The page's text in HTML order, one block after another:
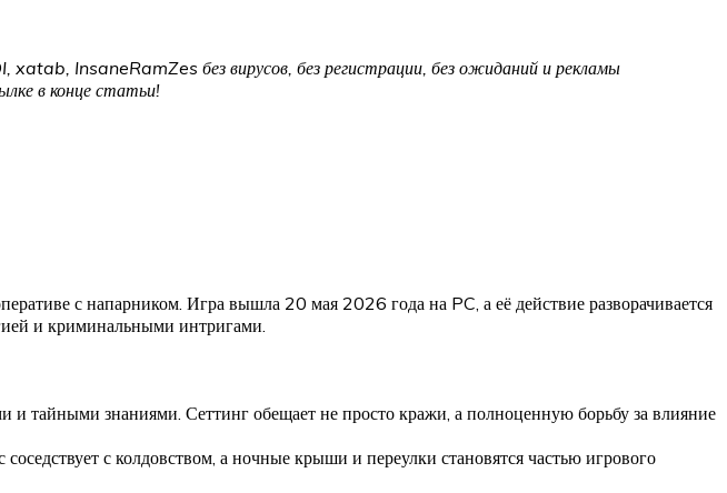
InsaneRamZes без вирусов, без регистрации, без ожиданий и рекламы
в конце статьи!
с напарником. Игра вышла 20 мая 2026 года на PC, а её действие разворачивается
и криминальными интригами.
и тайными знаниями. Сеттинг обещает не просто кражи, а полноценную борьбу за влияние
с колдовством, а ночные крыши и переулки становятся частью игрового